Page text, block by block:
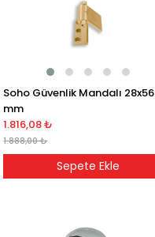
Soho Güvenlik Mandalı 28x56
mm
1.816,08 ₺
1.888,00 ₺
Sepete Ekle